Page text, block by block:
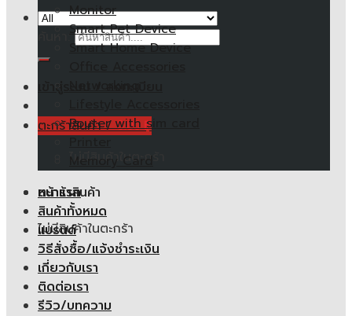
ตะกร้าสินค้า /0.00฿
ไม่มีสินค้าในตะกร้า
ตะกร้าสินค้า
ไม่มีสินค้าในตะกร้า
Monitor
Smart Pet Device
Smart Home Device
Router with sim card
Memory Card
หน้าแรก
สินค้าทั้งหมด
แบรนด์
วิธีสั่งซื้อ/แจ้งชำระเงิน
เกี่ยวกับเรา
ติดต่อเรา
รีวิว/บทความ